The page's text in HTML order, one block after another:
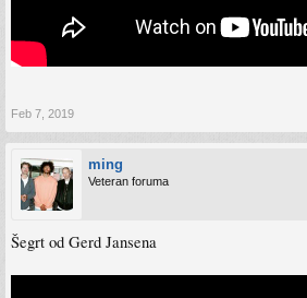
Feb 7, 2019
ming
Veteran foruma
Šegrt od Gerd Jansena